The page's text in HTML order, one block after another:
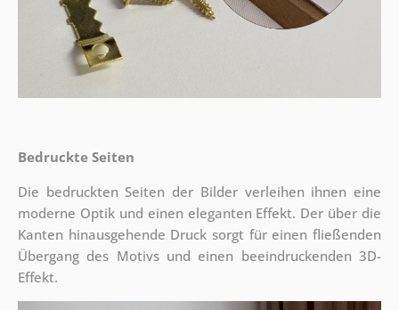
Bedruckte Seiten
Die bedruckten Seiten der Bilder verleihen ihnen eine
moderne Optik und einen eleganten Effekt. Der über die
Kanten hinausgehende Druck sorgt für einen fließenden
Übergang des Motivs und einen beeindruckenden 3D-
Effekt.